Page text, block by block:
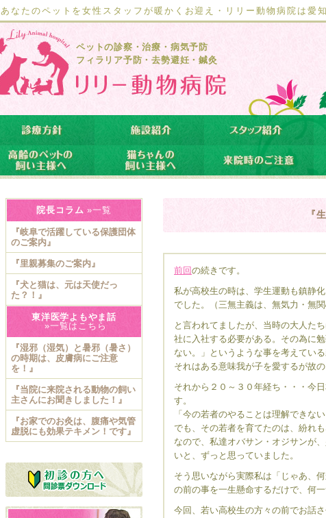
あなたのペットを女性スタッフが暖かくお迎え・リリー動物病院は愛
ペットの診察・治療・病気予防
フィラリア予防・去勢避妊・鍼灸
『
前回の続きです。
私が高校生の時は、学生運動も鎮静
でした。（三無主義は、無気力・無
と言われてましたが、当時の大人た
社に入社する必要がある。その為に
ない。」というような事を考えてい
それはある意味我が子を愛するが故
それから２０～３０年経ち・・・今
す。
「今の若者のやることは理解できな
でも、その若者を育てたのは、紛れ
なので、私達オバサン・オジサンが
いと、ずっと思っていました。
そう思いながら実際私は「じゃあ、
の前の事を一生懸命するだけで、何
今回、若い高校生の方々の前でお話
院長コラム »一覧
『岐阜で活躍している保護団体
のご案内』
『里親募集のご案内』
『犬と猫は、元は天使だっ
た？！』
東洋医学よもやま話
»一覧はこちら
『湿邪（湿気）と暑邪（暑さ）
の時期は、皮膚病にご注意
を！』
『当院に来院される動物の飼い
主さんにお聞きしました！』
『お家でのお灸は、腹痛や気管
虚脱にも効果テキメン！です』